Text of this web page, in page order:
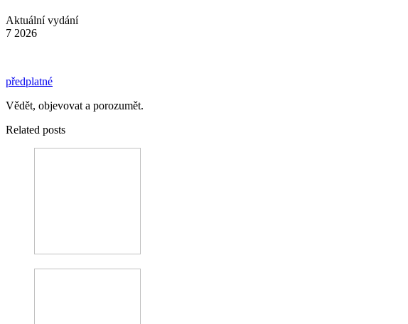
Aktuální vydání
7 2026
předplatné
Vědět, objevovat a porozumět.
Related posts